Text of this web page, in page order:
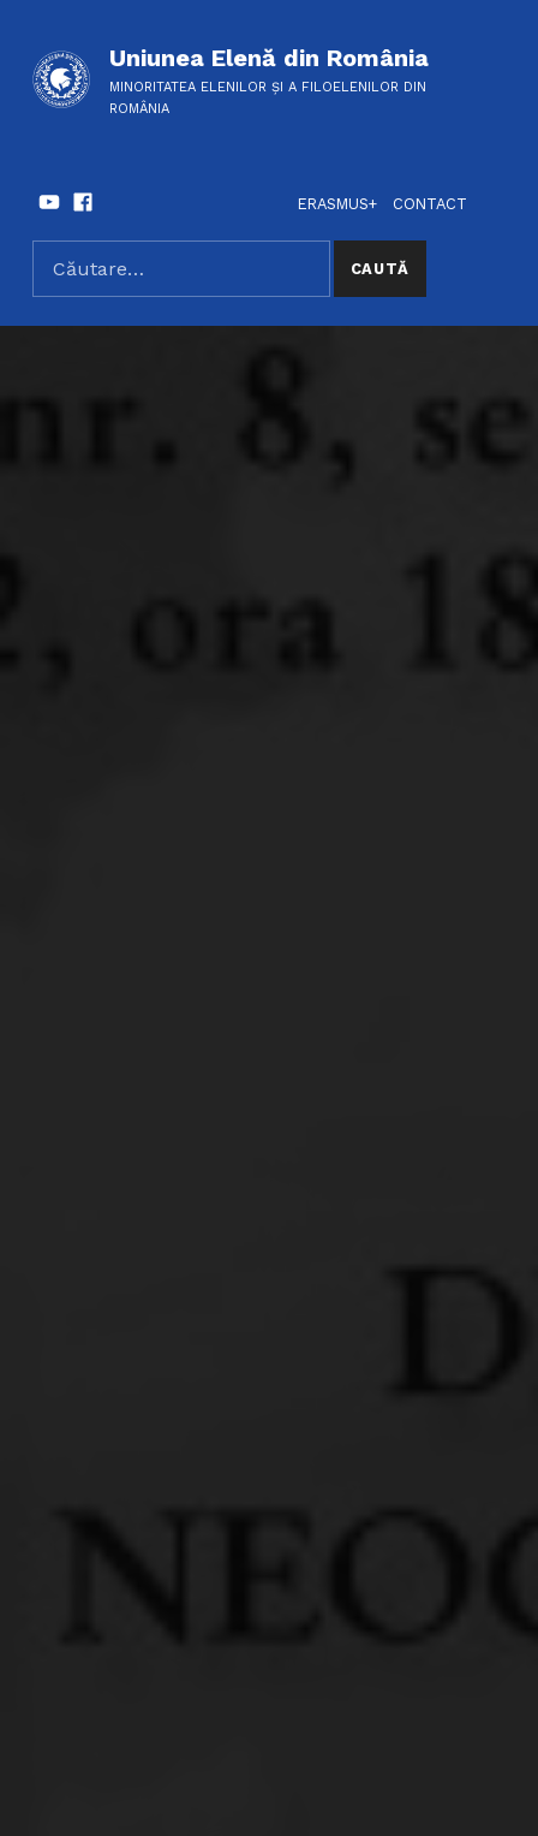
Uniunea Elenă din România
MINORITATEA ELENILOR ȘI A FILOELENILOR DIN
ROMÂNIA
SOCIAL LINKS
YoutubeFacebook
ERASMUS+
CONTACT
SEARCH THE SITE
Caută după: